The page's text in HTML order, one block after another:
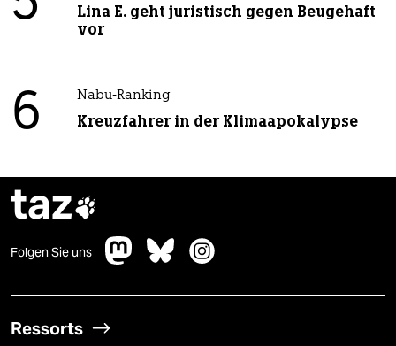
Lina E. geht juristisch gegen Beugehaft
vor
6 Nabu-Ranking
Kreuzfahrer in der Klimaapokalypse
taz
Folgen Sie uns
Ressorts